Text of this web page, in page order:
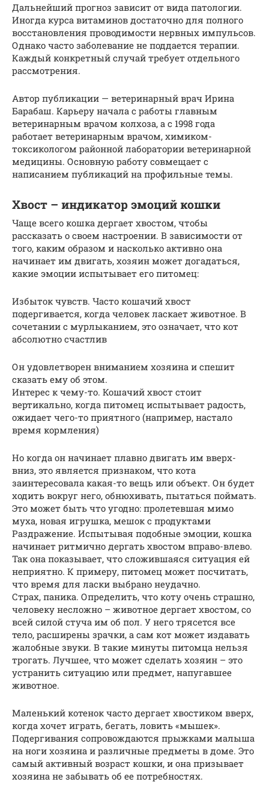
Дальнейший прогноз зависит от вида патологии.
Иногда курса витаминов достаточно для полного
восстановления проводимости нервных импульсов.
Однако часто заболевание не поддается терапии.
Каждый конкретный случай требует отдельного
рассмотрения.
Автор публикации — ветеринарный врач Ирина
Барабаш. Карьеру начала с работы главным
ветеринарным врачом колхоза, а с 1998 года
работает ветеринарным врачом, химиком-
токсикологом районной лаборатории ветеринарной
медицины. Основную работу совмещает с
написанием публикаций на профильные темы.
Хвост – индикатор эмоций кошки
Чаще всего кошка дергает хвостом, чтобы
рассказать о своем настроении. В зависимости от
того, каким образом и насколько активно она
начинает им двигать, хозяин может догадаться,
какие эмоции испытывает его питомец:
Избыток чувств. Часто кошачий хвост
подергивается, когда человек ласкает животное. В
сочетании с мурлыканием, это означает, что кот
абсолютно счастлив
Он удовлетворен вниманием хозяина и спешит
сказать ему об этом.
Интерес к чему-то. Кошачий хвост стоит
вертикально, когда питомец испытывает радость,
ожидает чего-то приятного (например, настало
время кормления)
Но когда он начинает плавно двигать им вверх-
вниз, это является признаком, что кота
заинтересовала какая-то вещь или объект. Он будет
ходить вокруг него, обнюхивать, пытаться поймать.
Это может быть что угодно: пролетевшая мимо
муха, новая игрушка, мешок с продуктами
Раздражение. Испытывая подобные эмоции, кошка
начинает ритмично дергать хвостом вправо-влево.
Так она показывает, что сложившаяся ситуация ей
неприятно. К примеру, питомец может посчитать,
что время для ласки выбрано неудачно.
Страх, паника. Определить, что коту очень страшно,
человеку несложно – животное дергает хвостом, со
всей силой стуча им об пол. У него трясется все
тело, расширены зрачки, а сам кот может издавать
жалобные звуки. В такие минуты питомца нельзя
трогать. Лучшее, что может сделать хозяин – это
устранить ситуацию или предмет, напугавшее
животное.
Маленький котенок часто дергает хвостиком вверх,
когда хочет играть, бегать, ловить «мышек».
Подергивания сопровождаются прыжками малыша
на ноги хозяина и различные предметы в доме. Это
самый активный возраст кошки, и она призывает
хозяина не забывать об ее потребностях.